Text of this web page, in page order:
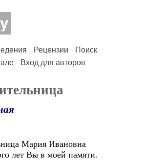
Рецензии
Поиск
Вход для авторов
Мария Ивановна
лет Вы в моей памяти.